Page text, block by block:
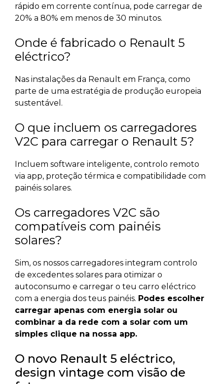
rápido em corrente contínua, pode carregar de
20% a 80% em menos de 30 minutos.
Onde é fabricado o Renault 5
eléctrico?
Nas instalações da Renault em França, como
parte de uma estratégia de produção europeia
sustentável.
O que incluem os carregadores
V2C para carregar o Renault 5?
Incluem software inteligente, controlo remoto
via app, proteção térmica e compatibilidade com
painéis solares.
Os carregadores V2C são
compatíveis com painéis
solares?
Sim, os nossos carregadores integram controlo
de excedentes solares para otimizar o
autoconsumo e carregar o teu carro eléctrico
com a energia dos teus painéis. Podes escolher
carregar apenas com energia solar ou
combinar a da rede com a solar com um
simples clique na nossa app.
O novo Renault 5 eléctrico,
design vintage com visão de